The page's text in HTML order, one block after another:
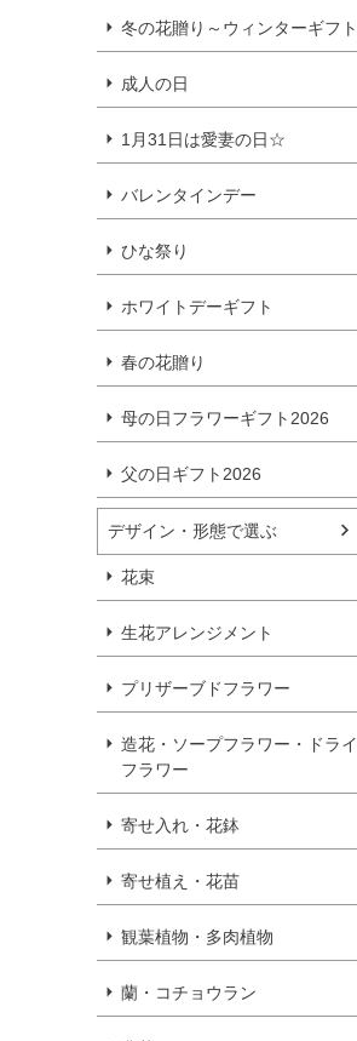
冬の花贈り～ウィンターギフト
成人の日
1月31日は愛妻の日☆
バレンタインデー
ひな祭り
ホワイトデーギフト
春の花贈り
母の日フラワーギフト2026
父の日ギフト2026
デザイン・形態で選ぶ
花束
生花アレンジメント
プリザーブドフラワー
造花・ソープフラワー・ドライ
フラワー
寄せ入れ・花鉢
寄せ植え・花苗
観葉植物・多肉植物
蘭・コチョウラン